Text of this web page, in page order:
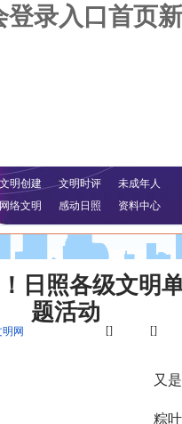
登录入口首页
文明创建 文明时评
未成年人
网络文明
感动日照 资料中心
日照各级文明
题活动
网 [] []
又
粽